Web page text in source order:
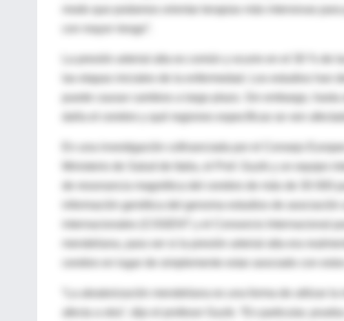
modo que podamos orientar terapias más intensivas
con mayor riesgo”.
las etapas iniciales de la enfermedad. Los estudios han
puede causar cambios a largo plazo. Sin embargo,
daña el cerebro y qué regiones específicas se ven
En una investigación cofinanciada por el Consejo
Ministerio de Salud de Italia, el Prof. Guzik y un equipo
de resonancia magnética del cerebro de más de 30 000
información genética del genoma estudios de
cerebro en lugar de simplemente estar asociado con
“La aleatorización mendeliana es una forma de utilizar
afecta a otra”, dijo el profesor Guzik. “En particular,